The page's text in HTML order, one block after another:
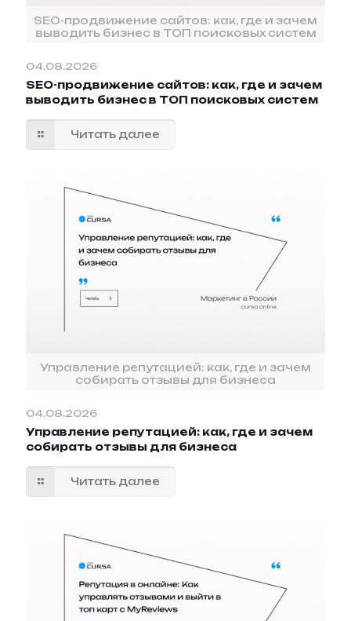
SEO-продвижение сайтов: как, где и зачем
выводить бизнес в ТОП поисковых систем
04.08.2026
SEO-продвижение сайтов: как, где и зачем
выводить бизнес в ТОП поисковых систем
Читать далее
Управление репутацией: как, где и зачем
собирать отзывы для бизнеса
04.08.2026
Управление репутацией: как, где и зачем
собирать отзывы для бизнеса
Читать далее